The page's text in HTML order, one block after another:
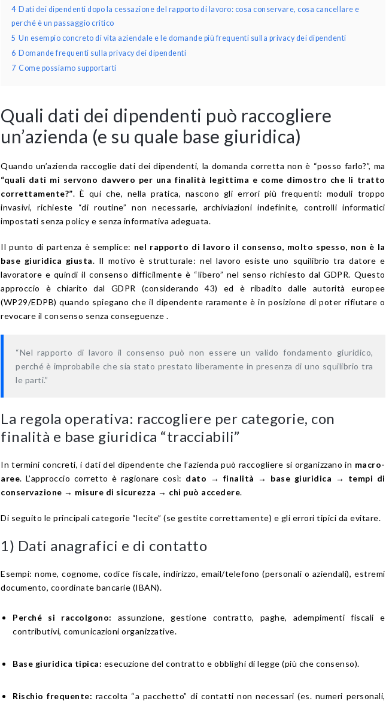
4 Dati dei dipendenti dopo la cessazione del rapporto di lavoro: cosa conservare, cosa cancellare e
perché è un passaggio critico
5 Un esempio concreto di vita aziendale e le domande più frequenti sulla privacy dei dipendenti
6 Domande frequenti sulla privacy dei dipendenti
7 Come possiamo supportarti
Quali dati dei dipendenti può raccogliere
un’azienda (e su quale base giuridica)
Quando un’azienda raccoglie dati dei dipendenti, la domanda corretta non è “posso farlo?”, ma
“quali dati mi servono davvero per una finalità legittima e come dimostro che li tratto
correttamente?”. È qui che, nella pratica, nascono gli errori più frequenti: moduli troppo
invasivi, richieste “di routine” non necessarie, archiviazioni indefinite, controlli informatici
impostati senza policy e senza informativa adeguata.
Il punto di partenza è semplice: nel rapporto di lavoro il consenso, molto spesso, non è la
base giuridica giusta. Il motivo è strutturale: nel lavoro esiste uno squilibrio tra datore e
lavoratore e quindi il consenso difficilmente è “libero” nel senso richiesto dal GDPR. Questo
approccio è chiarito dal GDPR (considerando 43) ed è ribadito dalle autorità europee
(WP29/EDPB) quando spiegano che il dipendente raramente è in posizione di poter rifiutare o
revocare il consenso senza conseguenze .
“Nel rapporto di lavoro il consenso può non essere un valido fondamento giuridico,
perché è improbabile che sia stato prestato liberamente in presenza di uno squilibrio tra
le parti.”
La regola operativa: raccogliere per categorie, con
finalità e base giuridica “tracciabili”
In termini concreti, i dati del dipendente che l’azienda può raccogliere si organizzano in macro-
aree. L’approccio corretto è ragionare così: dato → finalità → base giuridica → tempi di
conservazione → misure di sicurezza → chi può accedere.
Di seguito le principali categorie “lecite” (se gestite correttamente) e gli errori tipici da evitare.
1) Dati anagrafici e di contatto
Esempi: nome, cognome, codice fiscale, indirizzo, email/telefono (personali o aziendali), estremi
documento, coordinate bancarie (IBAN).
Perché si raccolgono:
assunzione, gestione contratto, paghe, adempimenti fiscali e
contributivi, comunicazioni organizzative.
Base giuridica tipica: esecuzione del contratto e obblighi di legge (più che consenso).
Rischio frequente: raccolta “a pacchetto” di contatti non necessari (es. numeri personali,